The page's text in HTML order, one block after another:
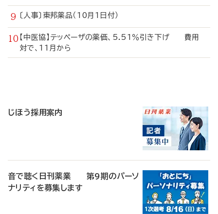
〔人事〕東邦薬品（10月1日付）
【中医協】テッペーザの薬価、5.51％引き下げ 費用
対で、11月から
じほう採用案内
音で聴く日刊薬業 第9期のパーソ
ナリティを募集します